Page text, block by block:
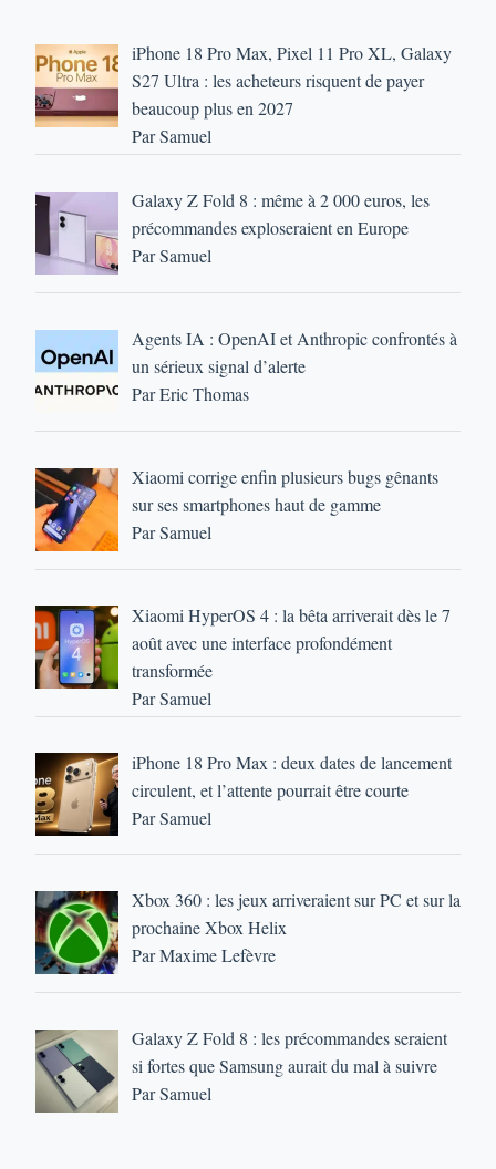
iPhone 18 Pro Max, Pixel 11 Pro XL, Galaxy
S27 Ultra : les acheteurs risquent de payer
beaucoup plus en 2027
Par Samuel
Galaxy Z Fold 8 : même à 2 000 euros, les
précommandes exploseraient en Europe
Par Samuel
Agents IA : OpenAI et Anthropic confrontés à
un sérieux signal d’alerte
Par Eric Thomas
Xiaomi corrige enfin plusieurs bugs gênants
sur ses smartphones haut de gamme
Par Samuel
Xiaomi HyperOS 4 : la bêta arriverait dès le 7
août avec une interface profondément
transformée
Par Samuel
iPhone 18 Pro Max : deux dates de lancement
circulent, et l’attente pourrait être courte
Par Samuel
Xbox 360 : les jeux arriveraient sur PC et sur la
prochaine Xbox Helix
Par Maxime Lefèvre
Galaxy Z Fold 8 : les précommandes seraient
si fortes que Samsung aurait du mal à suivre
Par Samuel